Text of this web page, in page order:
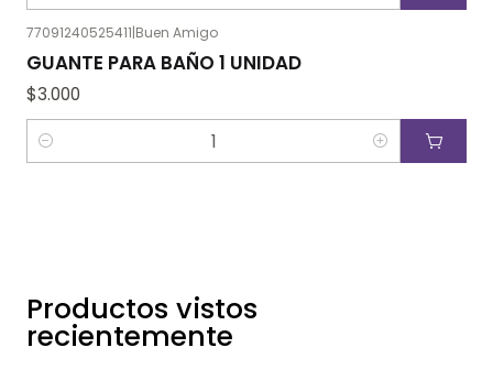
77091240525411|Buen Amigo
GUANTE PARA BAÑO 1 UNIDAD
$3.000
Cantidad
Productos vistos
recientemente